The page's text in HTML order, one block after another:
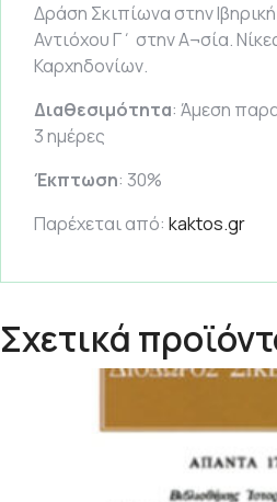
Δράση Σκιπίωνα στην
Αντιόχου Γ΄ στην Α¬σία.
Καρχηδονίων.
Διαθεσιμότητα: Άμεση
3 ημέρες
Έκπτωση: 30%
Παρέχεται από: kaktos.gr
Σχετικά